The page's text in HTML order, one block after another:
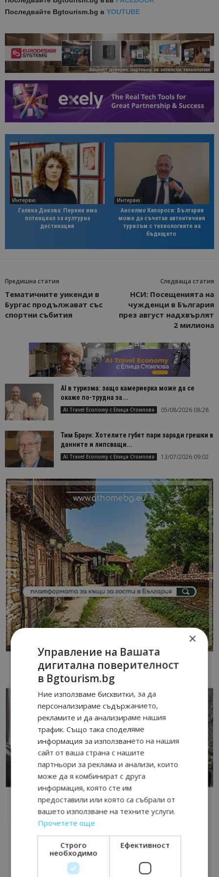
Последвайте Bgtourism.bg в YOUTUBE
Интервю
Галина Декова: Перник има
потенциал за културна
дестинация
Интервю
Анселмо Капороси: България
може да съчетае автентичния
туризъм с технологиите на
бъдещето
Предишна статия
Тематичните уикенди в
Бургас продължават със
спортни събития
Следваща статия
НСИ: Посещенията на
чужденци в България
през август надхвърлят
2 милиона
AI в туризма: защо камериерка може да се
окаже по-трудна за...
AI Travel Economy с Елица Стоилова 05/08/2026 08:28
Тим Браун: Хотелите губят пари заради грешки в
данните и липсващи...
AI Travel Economy с Елица Стоилова 13/07/2026 09:02
×
Управление на Вашата
дигитална поверителност
в Bgtourism.bg
Ние използваме бисквитки, за да
персонализираме съдържанието,
рекламите и да анализираме нашия
трафик. Също така споделяме
информация за използването на нашия
сайт от ваша страна с нашите
партньори за реклама и анализи, които
може да я комбинират с друга
информация, която сте им
предоставили или която са събрали от
вашето използване на техните услуги.
Прочетете още
Строго
необходимо
Ефективност